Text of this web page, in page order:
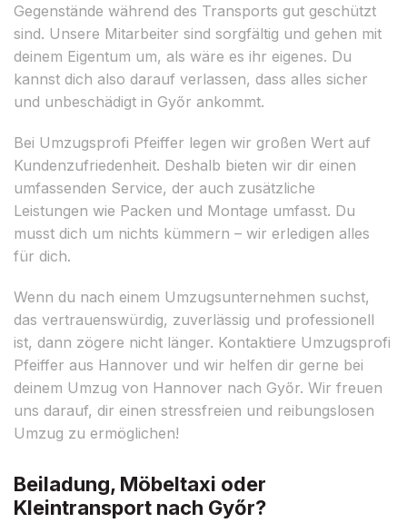
Gegenstände während des Transports gut geschützt
sind. Unsere Mitarbeiter sind sorgfältig und gehen mit
deinem Eigentum um, als wäre es ihr eigenes. Du
kannst dich also darauf verlassen, dass alles sicher
und unbeschädigt in Győr ankommt.
Bei Umzugsprofi Pfeiffer legen wir großen Wert auf
Kundenzufriedenheit. Deshalb bieten wir dir einen
umfassenden Service, der auch zusätzliche
Leistungen wie Packen und Montage umfasst. Du
musst dich um nichts kümmern – wir erledigen alles
für dich.
Wenn du nach einem Umzugsunternehmen suchst,
das vertrauenswürdig, zuverlässig und professionell
ist, dann zögere nicht länger. Kontaktiere Umzugsprofi
Pfeiffer aus Hannover und wir helfen dir gerne bei
deinem Umzug von Hannover nach Győr. Wir freuen
uns darauf, dir einen stressfreien und reibungslosen
Umzug zu ermöglichen!
Beiladung, Möbeltaxi oder
Kleintransport nach Győr?